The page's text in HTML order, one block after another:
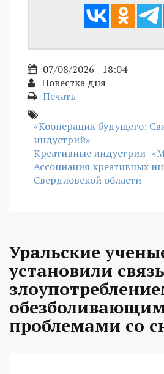
07/08/2026 - 18:04
Повестка дня
Печать
«Кооперация будущего:
индустрий»
Креативные индустрии
Ассоциация креативных
Свердловской области
Уральские
установили
проблемами со